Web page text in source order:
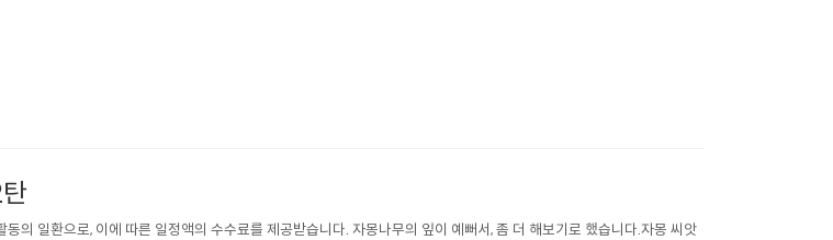
의 일환으로, 이에 따른 일정액의 수수료를 제공받습니다. 자몽나무의 잎이 예뻐서, 좀 더 해보기로 했습니다.자몽 씨앗